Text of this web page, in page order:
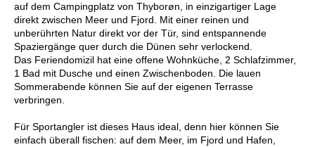
auf dem Campingplatz von Thyborøn, in einzigartiger Lage
direkt zwischen Meer und Fjord. Mit einer reinen und
unberührten Natur direkt vor der Tür, sind entspannende
Spaziergänge quer durch die Dünen sehr verlockend.
Das Feriendomizil hat eine offene Wohnküche, 2 Schlafzimmer,
1 Bad mit Dusche und einen Zwischenboden. Die lauen
Sommerabende können Sie auf der eigenen Terrasse
verbringen.
Für Sportangler ist dieses Haus ideal, denn hier können Sie
einfach überall fischen: auf dem Meer, im Fjord und Hafen,